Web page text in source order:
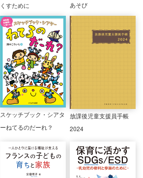
くすために
あそび
スケッチブック・シアタ
ーねてるのだーれ？
放課後児童支援員手帳
2024